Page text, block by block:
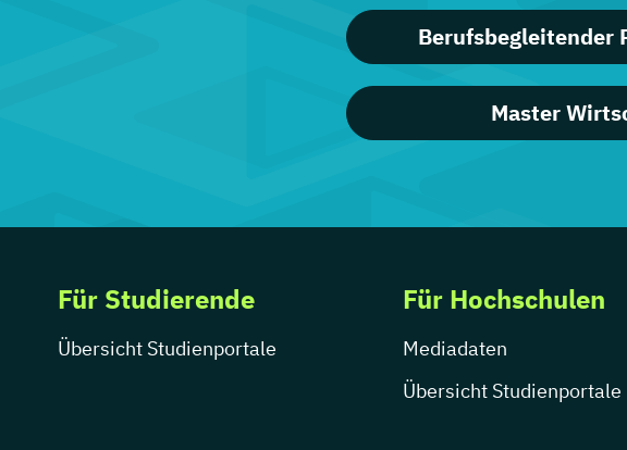
Berufsbegleitender
Master
Für Studierende
Übersicht Studienportale
Für Hochschulen
Mediadaten
Übersicht Studienportale